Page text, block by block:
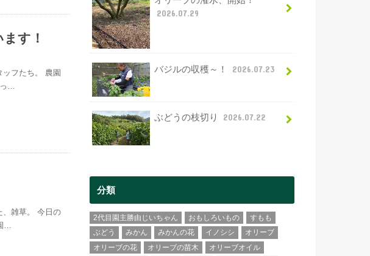
す！
フたち。 農園
っ…
、雑草。 今日の
…
2026.07.29
バジルの収穫～！ 2026.07.23
ぶどうの枝切り 2026.07.22
分類
2代目園主勝由じいちゃん おもしろいもの
すもも
ぶどう
みかん みかんの花 イノシシ
オリーブ
オリーブの花
オリーブの苗木
オリーブオイル